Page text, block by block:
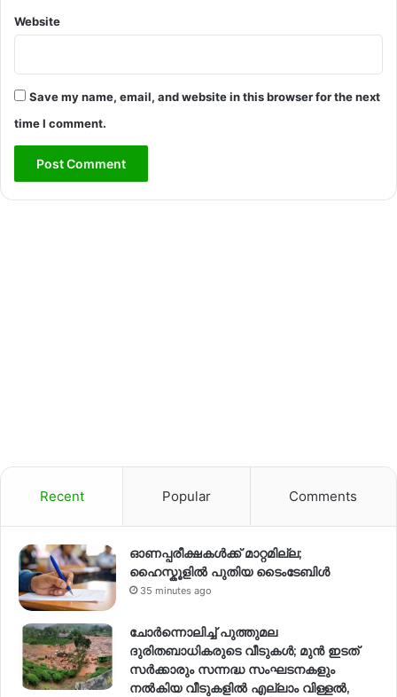
Website
Save my name, email, and website in this browser for the next
time I comment.
Recent Popular Comments
ഓണപ്പരീക്ഷകൾക്ക് മാറ്റമില്ല;
ഹൈസ്കൂളിൽ പുതിയ ടൈംടേബിൾ
35 minutes ago
ചോർന്നൊലിച്ച് പുത്തുമല
ദുരിതബാധികരുടെ വീടുകൾ; മുൻ ഇടത്
സർക്കാരും സന്നദ്ധ സംഘടനകളും
നൽകിയ വീടുകളിൽ എല്ലാം വിള്ളൽ,